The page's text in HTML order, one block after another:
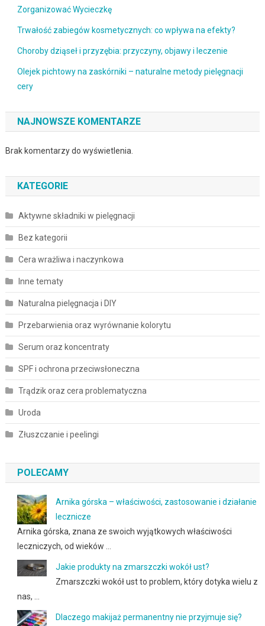
Zorganizować Wycieczkę
Trwałość zabiegów kosmetycznych: co wpływa na efekty?
Choroby dziąseł i przyzębia: przyczyny, objawy i leczenie
Olejek pichtowy na zaskórniki – naturalne metody pielęgnacji
cery
NAJNOWSZE KOMENTARZE
Brak komentarzy do wyświetlenia.
KATEGORIE
Aktywne składniki w pielęgnacji
Bez kategorii
Cera wrażliwa i naczynkowa
Inne tematy
Naturalna pielęgnacja i DIY
Przebarwienia oraz wyrównanie kolorytu
Serum oraz koncentraty
SPF i ochrona przeciwsłoneczna
Trądzik oraz cera problematyczna
Uroda
Złuszczanie i peelingi
POLECAMY
Arnika górska – właściwości, zastosowanie i działanie
lecznicze
Arnika górska, znana ze swoich wyjątkowych właściwości
leczniczych, od wieków …
Jakie produkty na zmarszczki wokół ust?
Zmarszczki wokół ust to problem, który dotyka wielu z
nas, …
Dlaczego makijaż permanentny nie przyjmuje się?